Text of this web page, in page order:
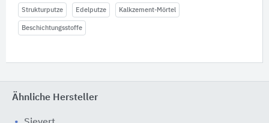
Strukturputze Edelputze Kalkzement-Mörtel
Beschichtungsstoffe
Ähnliche Hersteller